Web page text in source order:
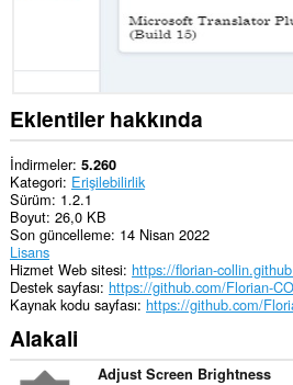
Eklentiler hakkında
İndirmeler 5.260
Kategori Erişilebilirlik
Sürüm 1.2.1
Boyut 26,0 KB
Son güncelleme 14 Nisan 2022
Lisans
Hizmet Web sitesi
Destek sayfası
Kaynak kodu sayfası
Alakali
Adjust Screen Brightness